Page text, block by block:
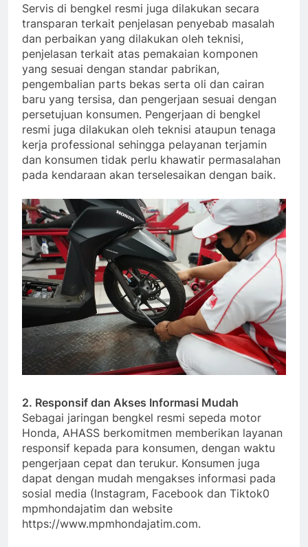
Servis di bengkel resmi juga dilakukan secara
transparan terkait penjelasan penyebab masalah
dan perbaikan yang dilakukan oleh teknisi,
penjelasan terkait atas pemakaian komponen
yang sesuai dengan standar pabrikan,
pengembalian parts bekas serta oli dan cairan
baru yang tersisa, dan pengerjaan sesuai dengan
persetujuan konsumen. Pengerjaan di bengkel
resmi juga dilakukan oleh teknisi ataupun tenaga
kerja professional sehingga pelayanan terjamin
dan konsumen tidak perlu khawatir permasalahan
pada kendaraan akan terselesaikan dengan baik.
2. Responsif dan Akses Informasi Mudah
Sebagai jaringan bengkel resmi sepeda motor
Honda, AHASS berkomitmen memberikan layanan
responsif kepada para konsumen, dengan waktu
pengerjaan cepat dan terukur. Konsumen juga
dapat dengan mudah mengakses informasi pada
sosial media (Instagram, Facebook dan Tiktok0
mpmhondajatim dan website
https://www.mpmhondajatim.com.